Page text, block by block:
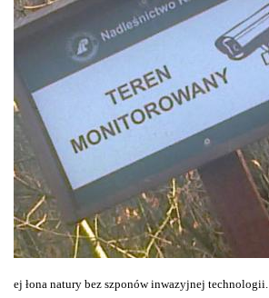
ej łona natury bez szponów inwazyjnej technologii.